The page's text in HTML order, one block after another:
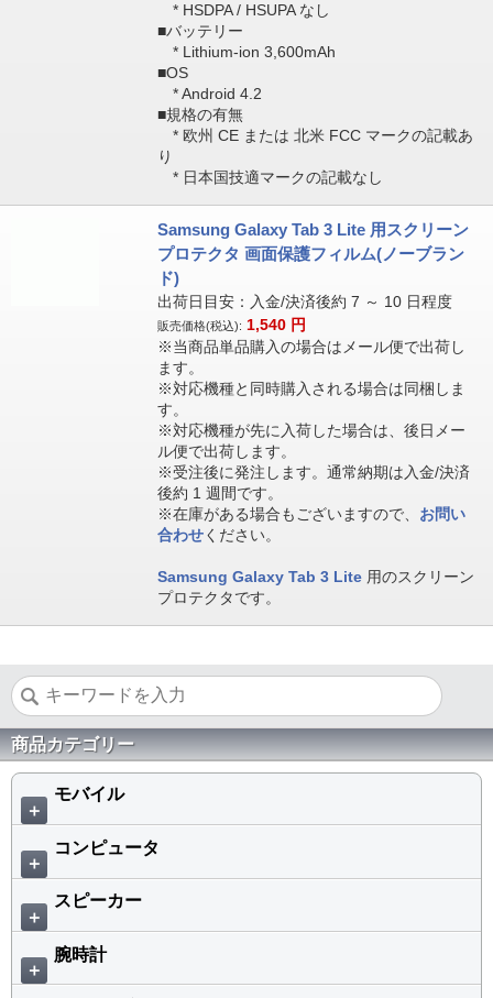
* HSDPA / HSUPA なし
■バッテリー
* Lithium-ion 3,600mAh
■OS
* Android 4.2
■規格の有無
* 欧州 CE または 北米 FCC マークの記載あ
り
* 日本国技適マークの記載なし
Samsung Galaxy Tab 3 Lite 用スクリーン
プロテクタ 画面保護フィルム(ノーブラン
ド)
出荷日目安：入金/決済後約 7 ～ 10 日程度
販売価格(税込): 1,540 円
※当商品単品購入の場合はメール便で出荷し
ます。
※対応機種と同時購入される場合は同梱しま
す。
※対応機種が先に入荷した場合は、後日メー
ル便で出荷します。
※受注後に発注します。通常納期は入金/決済
後約 1 週間です。
※在庫がある場合もございますので、 お問い
合わせください。
Samsung Galaxy Tab 3 Lite用のスクリーン
プロテクタです。
商品カテゴリー
＋
モバイル
＋
コンピュータ
＋
スピーカー
＋
腕時計